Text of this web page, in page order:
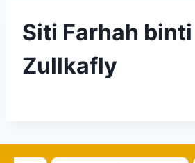
Siti Farhah binti
Zullkafly